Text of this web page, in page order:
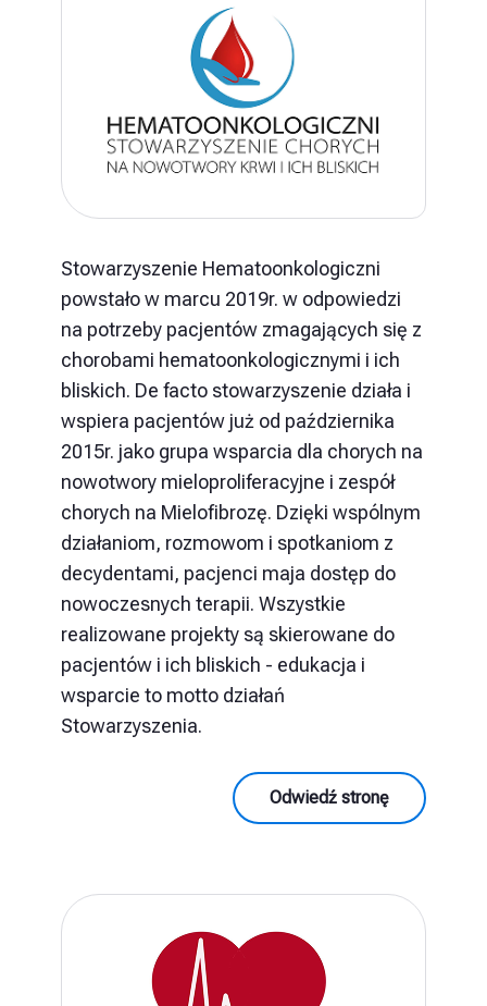
Stowarzyszenie Hematoonkologiczni
powstało w marcu 2019r. w odpowiedzi
na potrzeby pacjentów zmagających się z
chorobami hematoonkologicznymi i ich
bliskich. De facto stowarzyszenie działa i
wspiera pacjentów już od października
2015r. jako grupa wsparcia dla chorych na
nowotwory mieloproliferacyjne i zespół
chorych na Mielofibrozę. Dzięki wspólnym
działaniom, rozmowom i spotkaniom z
decydentami, pacjenci maja dostęp do
nowoczesnych terapii. Wszystkie
realizowane projekty są skierowane do
pacjentów i ich bliskich - edukacja i
wsparcie to motto działań
Stowarzyszenia.
Odwiedź stronę